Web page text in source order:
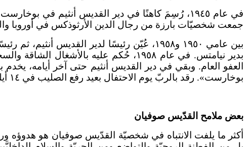
في عام ١٩٤٥، رُسِمَ كاهنًا في دير القديس أنثيم في
جمعت شخصيّات بارزة من رجال الدين الأرثوذكس في أوروبا
بين عامي ١٩٥٠ و١٩٥٨، عُيّن رئيسًا لدير
العفو العام. وبقي في دير القديس أنثيم حتى آخر أيامه،
بوخارست». رقد بالربّ يوم الاحتفال بعيد رفع الصليب في ١٤ أيلول ٢٠٠٢، ودُفن في دير كالدوروشاني.
بعض ملامح القدّيس صوفيان
أكثر ما يلفت الانتباه في شخصيّة القدّيس صوفيان هو هدوؤه